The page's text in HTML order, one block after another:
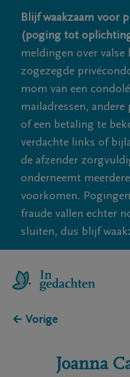
Blijf waakzaam voor
(poging tot
meldingen over valse
zogezegde
mom van een
mailadressen, andere
of een betaling te
verdachte links of
de afzender
onderneemt
voorkomen.
fraude vallen echter
sluiten, dus blijf
← Vorige
Joanna